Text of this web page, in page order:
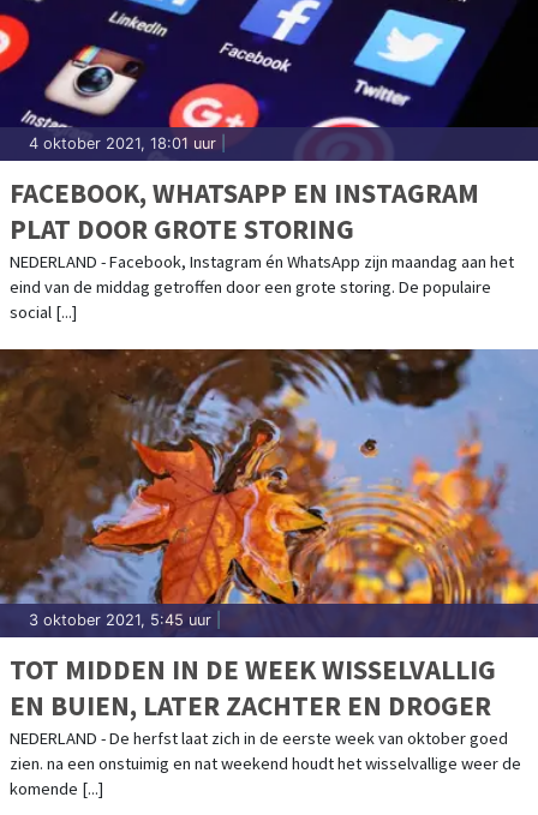
4 oktober 2021, 18:01 uur
FACEBOOK, WHATSAPP EN INSTAGRAM
PLAT DOOR GROTE STORING
NEDERLAND - Facebook, Instagram én WhatsApp zijn maandag aan het
eind van de middag getroffen door een grote storing. De populaire
social [...]
3 oktober 2021, 5:45 uur
TOT MIDDEN IN DE WEEK WISSELVALLIG
EN BUIEN, LATER ZACHTER EN DROGER
NEDERLAND - De herfst laat zich in de eerste week van oktober goed
zien. na een onstuimig en nat weekend houdt het wisselvallige weer de
komende [...]